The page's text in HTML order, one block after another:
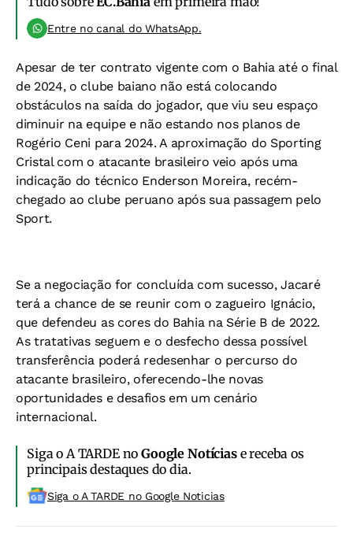
Entre no canal do WhatsApp.
Apesar de ter contrato vigente com o Bahia até o final
de 2024, o clube baiano não está colocando
obstáculos na saída do jogador, que viu seu espaço
diminuir na equipe e não estando nos planos de
Rogério Ceni para 2024. A aproximação do Sporting
Cristal com o atacante brasileiro veio após uma
indicação do técnico Enderson Moreira, recém-
chegado ao clube peruano após sua passagem pelo
Sport.
Se a negociação for concluída com sucesso, Jacaré
terá a chance de se reunir com o zagueiro Ignácio,
que defendeu as cores do Bahia na Série B de 2022.
As tratativas seguem e o desfecho dessa possível
transferência poderá redesenhar o percurso do
atacante brasileiro, oferecendo-lhe novas
oportunidades e desafios em um cenário
internacional.
Siga o A TARDE noGoogle Notíciase receba os
principais destaques do dia.
Siga o A TARDE no Google Noticias